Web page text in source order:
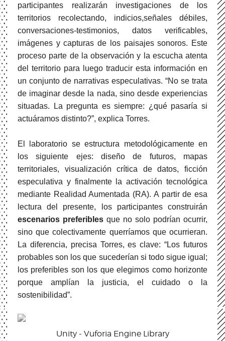
participantes realizarán investigaciones de los
territorios recolectando, indicios,señales débiles,
conversaciones-testimonios, datos verificables,
imágenes y capturas de los paisajes sonoros. Este
proceso parte de la observación y la escucha atenta
del territorio para luego traducir esta información en
un conjunto de narrativas especulativas. “No se trata
de imaginar desde la nada, sino desde experiencias
situadas. La pregunta es siempre: ¿qué pasaría si
actuáramos distinto?”, explica Torres.
El laboratorio se estructura metodológicamente en
los siguiente ejes: diseño de futuros, mapas
territoriales, visualización crítica de datos, ficción
especulativa y finalmente la activación tecnológica
mediante Realidad Aumentada (RA). A partir de esa
lectura del presente, los participantes construirán
escenarios preferibles que no solo podrían ocurrir,
sino que colectivamente querríamos que ocurrieran.
La diferencia, precisa Torres, es clave: “Los futuros
probables son los que sucederían si todo sigue igual;
los preferibles son los que elegimos como horizonte
porque amplían la justicia, el cuidado o la
sostenibilidad”.
Unity - Vuforia Engine Library